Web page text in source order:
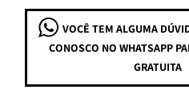
VOCÊ TEM ALGUMA
CONOSCO NO WHATSAPP
GRATUITA